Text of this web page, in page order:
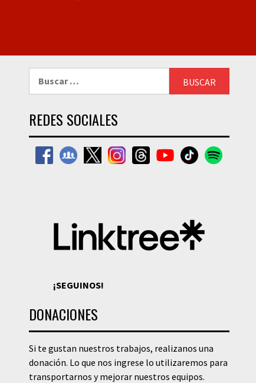
REDES SOCIALES
¡SEGUINOS!
DONACIONES
Si te gustan nuestros trabajos, realizanos una
donación. Lo que nos ingrese lo utilizaremos para
transportarnos y mejorar nuestros equipos.